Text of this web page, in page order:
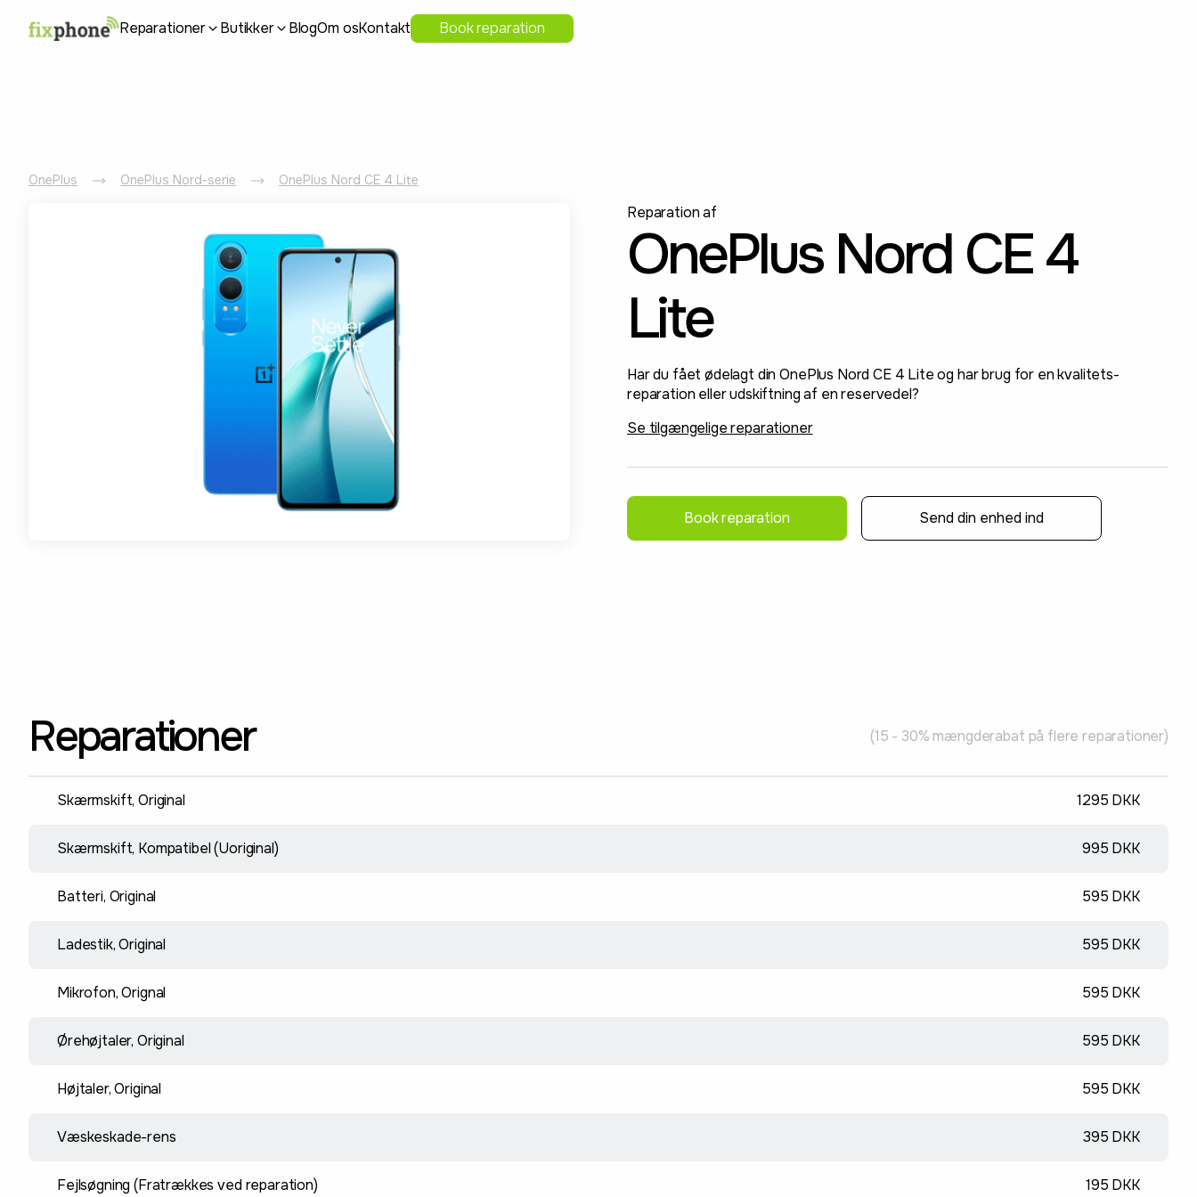
Reparationer Butikker BlogOm osKontakt Book reparation
OnePlus OnePlus Nord-serie OnePlus Nord CE 4 Lite
Reparation af
OnePlus Nord CE 4
Lite
Har du fået ødelagt din OnePlus Nord CE 4 Lite og har brug for en kvalitets-
reparation eller udskiftning af en reservedel?
Se tilgængelige reparationer
Book reparation Send din enhed ind
Reparationer (15 - 30% mængderabat på flere reparationer)
Skærmskift, Original 1295 DKK
Skærmskift, Kompatibel (Uoriginal) 995 DKK
Batteri, Original 595 DKK
Ladestik, Original 595 DKK
Mikrofon, Orignal 595 DKK
Ørehøjtaler, Original 595 DKK
Højtaler, Original 595 DKK
Væskeskade-rens 395 DKK
Fejlsøgning (Fratrækkes ved reparation) 195 DKK